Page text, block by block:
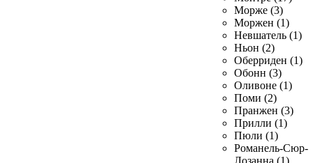
Морже (3)
Моржен (1)
Невшатель (1)
Ньон (2)
Оберриден (1)
Обонн (3)
Оливоне (1)
Поми (2)
Пранжен (3)
Прилли (1)
Пюли (1)
Романель-Сюр-
Лозанна (1)